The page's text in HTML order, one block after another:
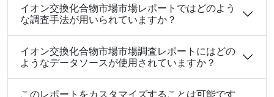
イオン交換化合物市場市場レポートではどのよう
な調査手法が用いられていますか？
イオン交換化合物市場市場調査レポートにはどの
ようなデータソースが使用されていますか？
このレポートをカスタマイズすることは可能です